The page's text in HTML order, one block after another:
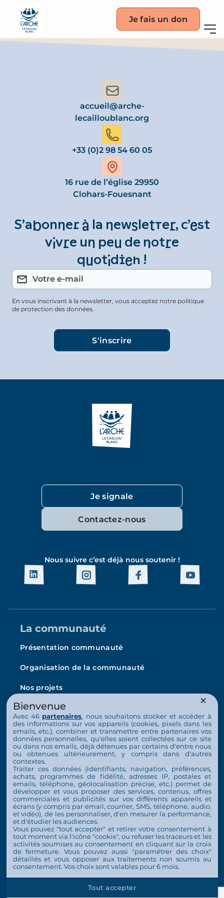
Je fais un don
accueil@arche-
lecailloublanc.org
+33 (0)2 98 54 60 05
16 rue de l’église 29950
Clohars-Fouesnant
S’abonner à la newsletter, c’est
vivre un peu de notre
quotidien !
En vous inscrivant à la newsletter, vous acceptez notre politique
de protection des données.
Je signale
Contactez-nous
Nous suivre c’est déjà nous soutenir !
La communauté
Présentation communauté
Organisation de la communauté
Nos projets
L’Arche en France
La vie au quotidien
Nos activités
Nous soutenir
S’engager
Nous soutenir
Contact
Espace Presse
Mentions légalesPolitique de confidentialité
Bienvenue
Avec 46 partenaires, nous souhaitons stocker et accéder à
des informations sur vos appareils (cookies, pixels dans les
emails, etc.), combiner et transmettre entre partenaires vos
données personnelles, qu'elles soient collectées sur ce site
ou dans nos emails, déjà détenues par certains d'entre nous
ou obtenues ultérieurement, y compris dans d'autres
contextes.
Traiter ces données (identifiants, navigation, préférences,
achats, programmes de fidélité, adresses IP, postales et
emails, téléphone, géolocalisation précise, etc.) permet de
développer et vous proposer des services, contenus, offres
commerciales et publicités sur vos différents appareils et
écrans (y compris par email, courrier, SMS, téléphone, audio,
et vidéo), de les personnaliser, d'en mesurer la performance,
et d'étudier les audiences.
Vous pouvez "tout accepter" et retirer votre consentement à
tout moment via l'icône "cookie", ou refuser les traceurs et les
activités soumises au consentement en cliquant sur la croix
de fermeture. Vous pouvez aussi "paramétrer des choix"
détaillés et vous opposer aux traitements non soumis au
consentement. Vos choix sont valables pour 6 mois.
Tout accepter